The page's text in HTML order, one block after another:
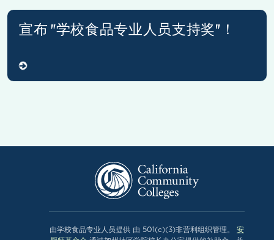
宣布 "学校食品专业人员支持奖"！
由学校食品专业人员提供 由 501(c)(3)非营利组织管理。 安